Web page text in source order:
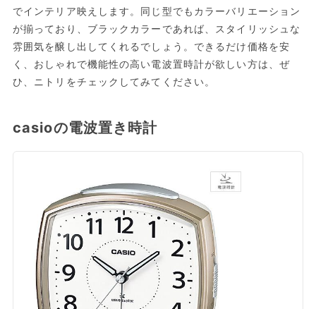
でインテリア映えします。同じ型でもカラーバリエーション
が揃っており、ブラックカラーであれば、スタイリッシュな
雰囲気を醸し出してくれるでしょう。できるだけ価格を安
く、おしゃれで機能性の高い電波置時計が欲しい方は、ぜ
ひ、ニトリをチェックしてみてください。
casioの電波置き時計